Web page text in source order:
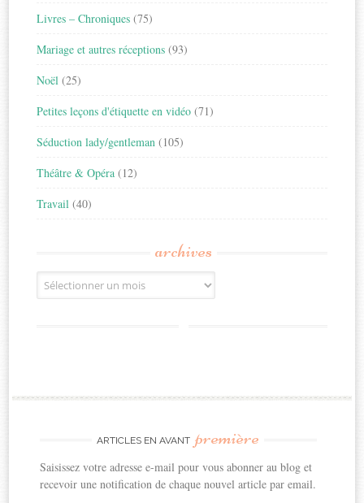
Livres – Chroniques (75)
Mariage et autres réceptions (93)
Noël (25)
Petites leçons d'étiquette en vidéo (71)
Séduction lady/gentleman (105)
Théâtre & Opéra (12)
Travail (40)
archives
Archives
ARTICLES EN AVANT première
Saisissez votre adresse e-mail pour vous abonner au blog et
recevoir une notification de chaque nouvel article par email.